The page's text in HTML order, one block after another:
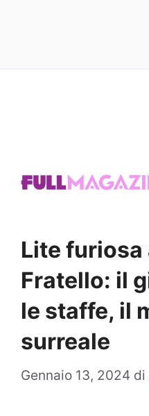
Lite furiosa
Fratello: il
le staffe, il
surreale
Gennaio 13, 2024 di